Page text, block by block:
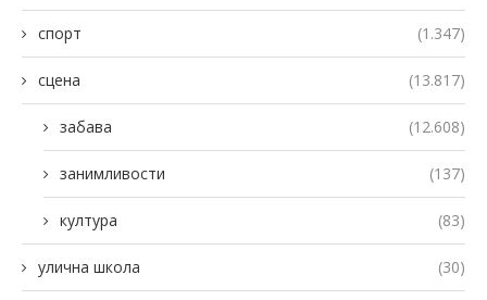
спорт (1.347)
сцена (13.817)
забава (12.608)
занимливости (137)
култура (83)
улична школа (30)